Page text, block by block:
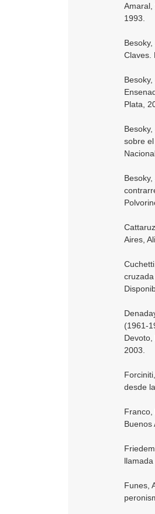
Amaral,
1993.
Claves.
Plata,
sobre
Aires,
(1961-
2003.
desde
Franco,
Buenos
Funes,